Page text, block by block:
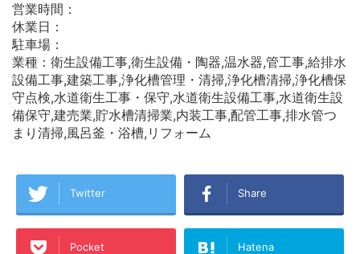
営業時間：
休業日：
駐車場：
業種：衛生設備工事,衛生設備・陶器,温水器,管工事,給排水
設備工事,建築工事,浄化槽管理・清掃,浄化槽清掃,浄化槽保
守点検,水道衛生工事・保守,水道衛生設備工事,水道衛生設
備保守,建売業,貯水槽清掃業,内装工事,配管工事,排水管つ
まり清掃,風呂釜・浴槽,リフォーム
Twitter Share
Pocket Hatena